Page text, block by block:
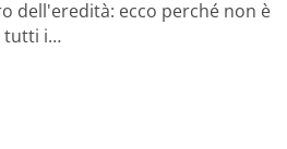
dell'eredità: ecco perché non è
tutti i…